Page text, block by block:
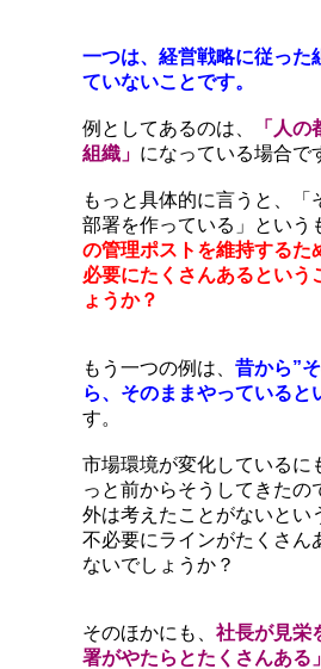
一つは、経営戦略に従った
ていないことです。
例としてあるのは、
「人
組織」 になっている場合で
もっと具体的に言うと、「
部署を作っている」という
の管理ポストを維持するた
必要にたくさんあるという
ょうか？
もう一つの例は、 昔から”
ら、そのままやっていると
す。
市場環境が変化しているに
っと前からそうしてきたの
外は考えたことがないとい
不必要にラインがたくさん
ないでしょうか？
そのほかにも、 社長が見栄
署がやたらとたくさんある」